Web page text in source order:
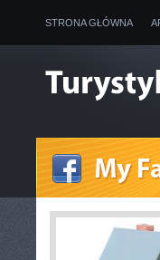
STRONA GŁÓWNA